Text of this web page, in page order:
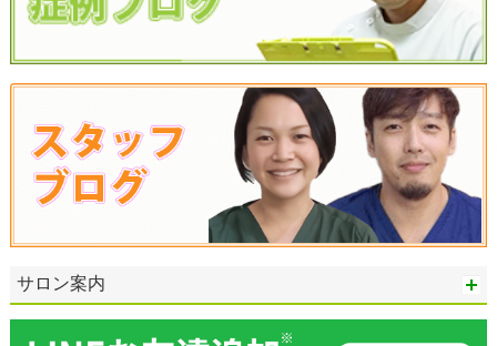
サロン案内